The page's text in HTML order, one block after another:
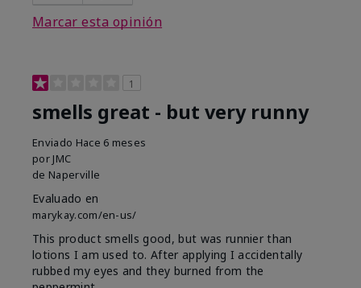
Marcar esta opinión
1
smells great - but very runny
Enviado Hace 6 meses
por JMC
de Naperville
Evaluado en
marykay.com/en-us/
This product smells good, but was runnier than
lotions I am used to. After applying I accidentally
rubbed my eyes and they burned from the